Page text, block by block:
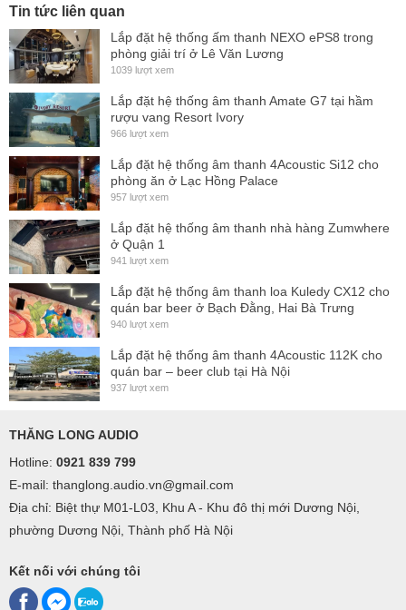
Extremely Scalable – Continuous Source
Topology (CST™) technology allows the combination
of al-12 acoustic elements with al-8s and al-4s to build
complex hybrid arrays
Integrated flying hardware allows quick assembly of
large arrays
Full complement of system optimized subwoofers, flying
and transport accessories
Tin tức liên quan
Lắp đặt hệ thống ấm thanh NEXO ePS8 trong
phòng giải trí ở Lê Văn Lương
1039 lượt xem
Lắp đặt hệ thống âm thanh Amate G7 tại hầm
rượu vang Resort Ivory
966 lượt xem
Lắp đặt hệ thống âm thanh 4Acoustic Si12 cho
phòng ăn ở Lạc Hồng Palace
957 lượt xem
Lắp đặt hệ thống âm thanh nhà hàng Zumwhere
ở Quận 1
941 lượt xem
Lắp đặt hệ thống âm thanh loa Kuledy CX12 cho
quán bar beer ở Bạch Đằng, Hai Bà Trưng
940 lượt xem
Lắp đặt hệ thống âm thanh 4Acoustic 112K cho
quán bar – beer club tại Hà Nội
937 lượt xem
THĂNG LONG AUDIO
Hotline: 0921 839 799
E-mail: thanglong.audio.vn@gmail.com
Địa chỉ: Biệt thự M01-L03, Khu A - Khu đô thị mới Dương Nội,
phường Dương Nội, Thành phố Hà Nội
Kết nối với chúng tôi